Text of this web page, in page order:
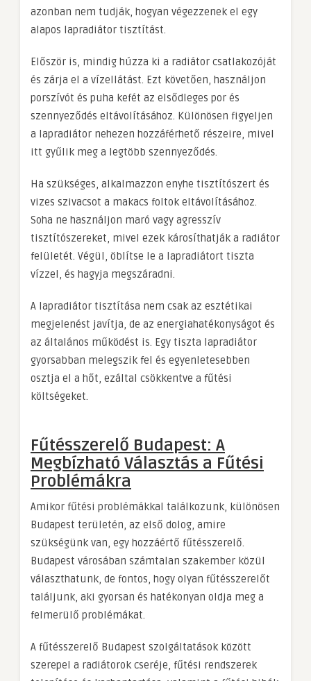
azonban nem tudják, hogyan végezzenek el egy
alapos lapradiátor tisztítást.
Először is, mindig húzza ki a radiátor csatlakozóját
és zárja el a vízellátást. Ezt követően, használjon
porszívót és puha kefét az elsődleges por és
szennyeződés eltávolításához. Különösen figyeljen
a lapradiátor nehezen hozzáférhető részeire, mivel
itt gyűlik meg a legtöbb szennyeződés.
Ha szükséges, alkalmazzon enyhe tisztítószert és
vizes szivacsot a makacs foltok eltávolításához.
Soha ne használjon maró vagy agresszív
tisztítószereket, mivel ezek károsíthatják a radiátor
felületét. Végül, öblítse le a lapradiátort tiszta
vízzel, és hagyja megszáradni.
A lapradiátor tisztítása nem csak az esztétikai
megjelenést javítja, de az energiahatékonyságot és
az általános működést is. Egy tiszta lapradiátor
gyorsabban melegszik fel és egyenletesebben
osztja el a hőt, ezáltal csökkentve a fűtési
költségeket.
Fűtésszerelő Budapest: A
Megbízható Választás a Fűtési
Problémákra
Amikor fűtési problémákkal találkozunk, különösen
Budapest területén, az első dolog, amire
szükségünk van, egy hozzáértő fűtésszerelő.
Budapest városában számtalan szakember közül
választhatunk, de fontos, hogy olyan fűtésszerelőt
találjunk, aki gyorsan és hatékonyan oldja meg a
felmerülő problémákat.
A fűtésszerelő Budapest szolgáltatások között
szerepel a radiátorok cseréje, fűtési rendszerek